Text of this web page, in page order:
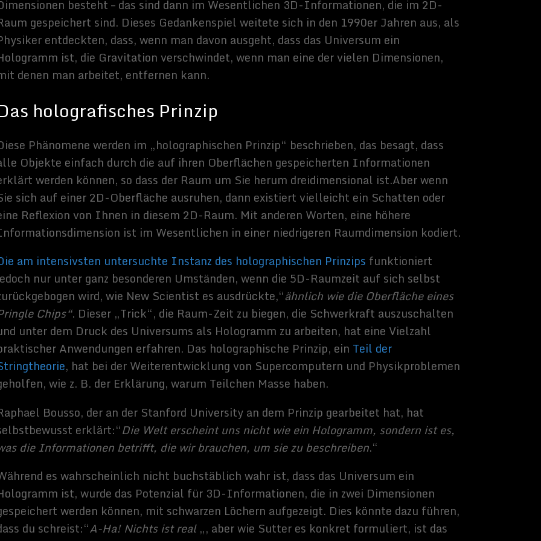
„ein praktisches mathematisches Werkzeug, weil einige Fragen
sind
,Scientific American
Sammy Zimmermanns
Hallo, ich schreibe hier im Blog. Mein Name ist Sammy
Zimmermanns und ich bin freiberuflicher Journalist und
Buchautor, sowie SEO-Berater. Mein Hobbys und
Interessen sind Science-Fiction Filme und alles was sich
rund um Technik und Weltraum dreht.